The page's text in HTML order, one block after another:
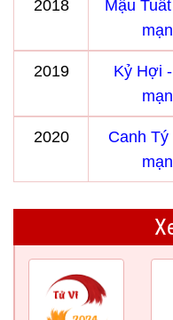
2018
Mậu
2019
Kỷ Hợi
2020
Canh Tý